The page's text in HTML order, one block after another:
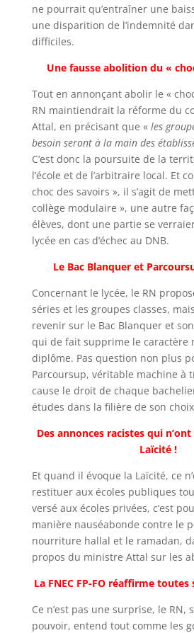
ne pourrait qu’entraîner une
une disparition de l’indemnité
difficiles.
Une fausse abolition du «
Tout en annonçant abolir le «
RN maintiendrait la réforme du
Attal, en précisant que « les
besoin seront à la main des
C’est donc la poursuite de la
l’école et de l’arbitraire local. Et
choc des savoirs », il s’agit de
collège modulaire », une autre
élèves, dont une partie se
lycée en cas d’échec au DNB.
Le Bac Blanquer et
Concernant le lycée, le RN
séries et les groupes classes,
revenir sur le Bac Blanquer et
qui de fait supprime le caractère
diplôme. Pas question non plus
Parcoursup, véritable machine à
cause le droit de chaque
études dans la filière de son
Des annonces racistes qui
Laïcité !
Et quand il évoque la Laïcité, ce
restituer aux écoles publiques
versé aux écoles privées, c’est
manière nauséabonde contre le
nourriture hallal et le ramadan,
propos du ministre Attal sur les
La FNEC FP-FO réaffirme
Ce n’est pas une surprise, le RN,
pouvoir, entend tout comme les